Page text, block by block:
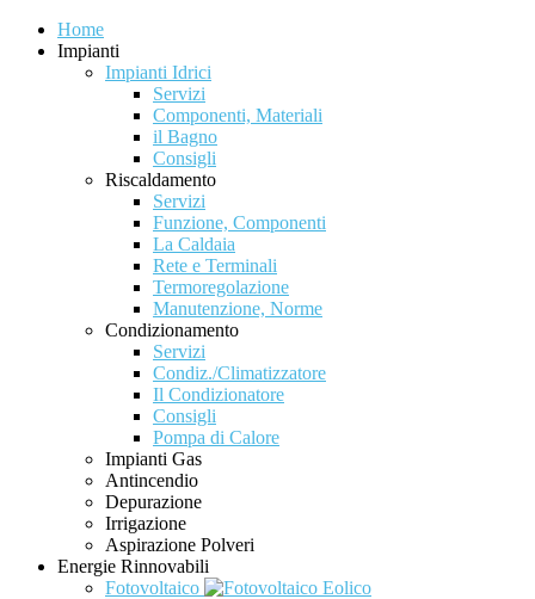
Home
Impianti
Impianti Idrici
Servizi
Componenti, Materiali
il Bagno
Consigli
Riscaldamento
Servizi
Funzione, Componenti
La Caldaia
Rete e Terminali
Termoregolazione
Manutenzione, Norme
Condizionamento
Servizi
Condiz./Climatizzatore
Il Condizionatore
Consigli
Pompa di Calore
Impianti Gas
Antincendio
Depurazione
Irrigazione
Aspirazione Polveri
Energie Rinnovabili
Fotovoltaico
Eolico